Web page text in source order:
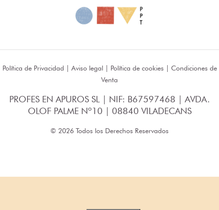
Política de Privacidad | Aviso legal| Política de cookies | Condiciones de
Venta
PROFES EN APUROS SL | NIF: B67597468 | AVDA.
OLOF PALME Nº10 | 08840 VILADECANS
© 2026 Todos los Derechos Reservados